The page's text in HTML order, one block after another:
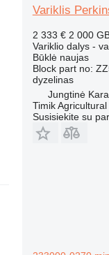
Variklis
2 333 € 2 000
Variklio dalys -
Būklėnaujas
Block part no:
dyzelinas
Jungtinė
Timik Agricultural
Susisiekite su